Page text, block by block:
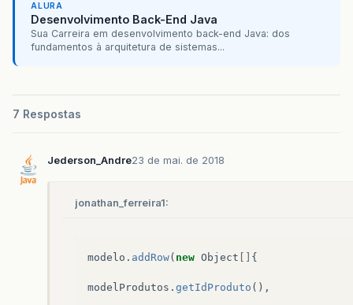
ALURA
Desenvolvimento Back-End Java
Sua Carreira em desenvolvimento back-end Java: dos
fundamentos à arquitetura de sistemas...
7 Respostas
Jederson_Andre23 de mai. de 2018
jonathan_ferreira1:
modelo . addRow( new Object {
modelProdutos . getIdProduto (),